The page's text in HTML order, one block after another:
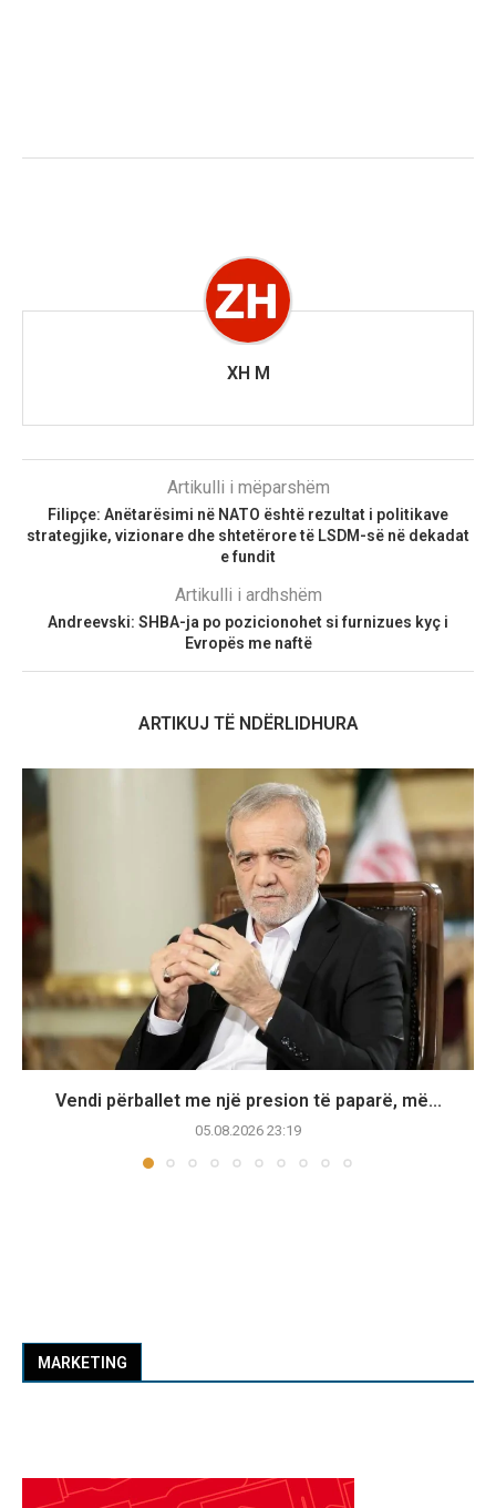
XH M
Artikulli i mëparshëm
Filipçe: Anëtarësimi në NATO është rezultat i politikave
strategjike, vizionare dhe shtetërore të LSDM-së në dekadat
e fundit
Artikulli i ardhshëm
Andreevski: SHBA-ja po pozicionohet si furnizues kyç i
Evropës me naftë
ARTIKUJ TË NDËRLIDHURA
Vendi përballet me një presion të paparë, më...
05.08.2026 23:19
MARKETING